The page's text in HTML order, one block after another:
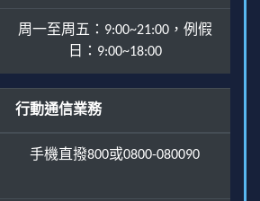
周一至周五：9:00~21:00，例假
日：9:00~18:00
行動通信業務
手機直撥800或0800-080090